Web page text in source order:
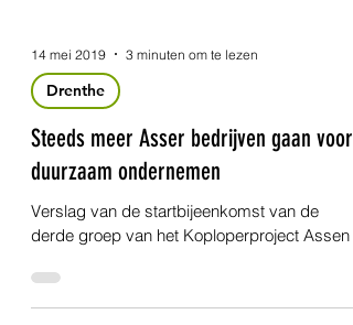
14 mei 2019 3 minuten om te lezen